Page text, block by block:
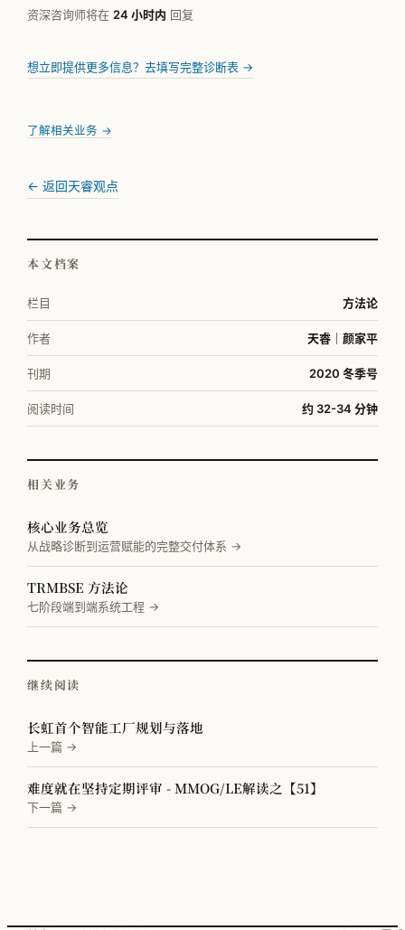
资深咨询师将在 24 小时内 回复
想立即提供更多信息？去填写完整诊断表 →
了解相关业务 →
← 返回天睿观点
本文档案
栏目 方法论
作者 天睿｜颜家平
刊期 2020 冬季号
阅读时间 约 32-34 分钟
相关业务
核心业务总览
从战略诊断到运营赋能的完整交付体系 →
TRMBSE 方法论
七阶段端到端系统工程 →
继续阅读
长虹首个智能工厂规划与落地
上一篇 →
难度就在坚持定期评审 - MMOG/LE解读之【51】
下一篇 →